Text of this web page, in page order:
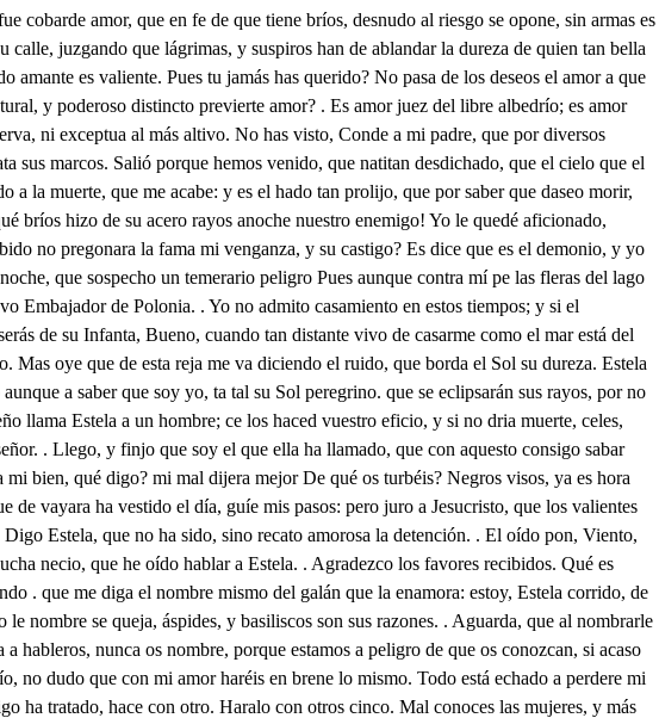
. Malo, que doblan por mi imagino, que con tres nadie es valiente. Calla cobarde. . Yo he dicho que he sido valiente nunca? ni lo diré, ni lo digo. Un guante desde el balcón di a Carlos ayer, si el mismo es quien de abajo me habla, defrubriré con pedirlo. Mi bien, gente hay en la calle. El favor que ayer os hizo tan venturoso me dad: advirtiendo, que os le pido, por ser prenda que Alejandro mi hermano me dio, a quien vivo sujeta como sabéis. De cubriose el artificio. favor pide que ella ha dado: que prenda puede haber sido? amor vuelve por mi causa, saca de este laberinto un amante, y a tu templo everás que ufano dedico un milagro de mis años: algún diamante divino por la estimación, sin duda le dio confuso me rindo al silencio. . A ese listón su birá seguro, asidio. Olvidé el diamante. Estela, en casa: pero mal digo, la joya, yo estoy turbado: digo, escuchad. . Ya habéis dicho mas de lo que he preguntado: y yo grosero, he sabido lo que saber no quisera: quedaos para presumido, loco, atrevido, indiscreto? si a Carlos nombro, al suplicio le llevo y soy su verdugo. porque este el Príncipe ha sido: Aguarda monstruo fiero, Basiliseo cruel, que vio primero, Federico. Rieardo, venid a ver el fuega en que me ardo. Señor que ha sucedido? Perder un dulce bien, y estar perdido Así aleves villanos provaréis el valor de aquestas manos, Matadle, muera. Muera. Aquí emos de reñir pues que se espera Hombre, quién eres? tente eon quién hablo? Di tu nombre traidor. Soy el diablo, huid cobardes. Tu consejo admito. Huid, que es el diabla y yo el diablito? Apención del honor! a riesgo fuerte! tan cercano a la muerte, que solo dista tan pequeño instante, como siendo mujer, ser inconstante. Cuando soy de una hermana centinela, se mira a la ventana abierta a tales horas? y cometas de acero brilladoras a la puerta arrogantes, o presumen de amorlo de galantes: un hombre a tres retira, un sentido lo mira, y estándolo mirando, ha de vivir dudando el honor del honor a punto level pues el honor contra el honor se atreve. Mi hermana (ay triste) de la ofensa es no es el riesgo pequeño; (dueño que si lo sospeche, vivo ofendido, solo con la sospecha que he tenido. mas un hombre se acerca denodado, y que es de la pendencia he sospechado; a sorpecha villana! a riesgos del honor! a fiera hermana! Así a cobardes castigan los nobles que hacer intentan examen de su valor. Todos enterrados quedan, sin haber menester hacha, Cruz, capa, o Requien aterram: mas por olvido ha quedado otro en la calle. . Pues muera: Tened Caballero, oídme. Mayor desdicha es aquesta; Viento. Alejandro el hermano es de mi querida Estela. Escucha, que la industria imposibles atropella. Si tener honor obliga a quien con él os lo ruegas os suplico, que la causa me digáis de la pendeneia, que si es forzoso que al lado aqueste acero os defienda, la afición que os he cobrado será inficiente deuda. Mucho el ser cortés obliga, mucho vence la llaneza, el término vence mucho, y así la ocasión es esta, Qué intentas si le conoces? Hoy con un ardid intenta mi amor pedirle a su hermana. San Pedro te la conceda. Deciros mi calidad, está de más, cuando apenas hay lugar de referiros mi amor y no mi nobleza. Mas con decir, que en Ungria saben por la decendencia de los Vatores, que el Sol no a elnza a igualar mis prendas, os digo la menor parte de mi heredada grandeza. Carlos Varor es mi nombre, dejo lo que no aprovecha, y paso a lo que me importa. En esta casa, a quien cercan rejas doradas, y azule, emulación de la excelsa máquina que se tachona con clavos que son estrellas, vive una dama, a quien hice, desde que mi infancia tierna me dio alientos blanzo hermoso de bien disparadas flechas. Quererla pintar el arte, es, Caballero, ofenderla, intentarlo, grosería, solicitarlo, indecencia. Porque de la fuerte misma, que si un mal pintor quisiera copiar de esa claraboya los rayos de los Planetas Por más que el desvelo ansioso solicitase elocuencias, era fuerza que lo errase, porque ignorarlo era fuerza